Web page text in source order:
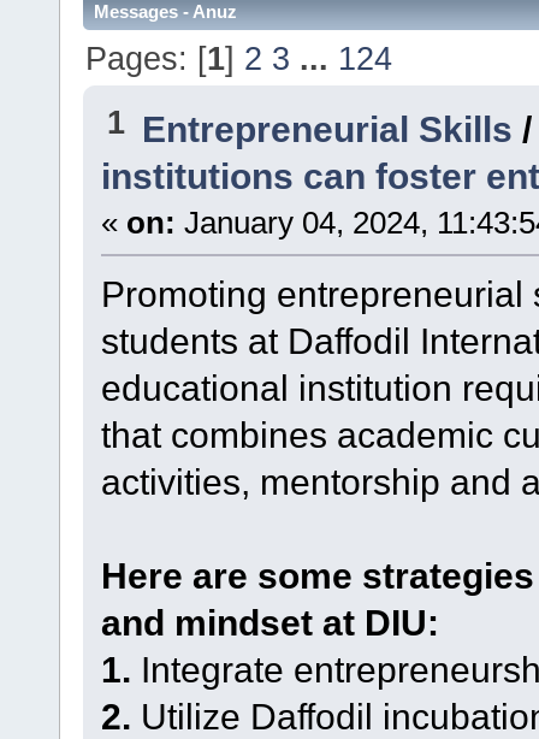
Messages - Anuz
Pages: [1] 2 3 ... 124
1 Entrepreneurial Skills
institutions can foster
« on: January 04, 2024,
Promoting
students at Daffodil
educational institution
that combines academic
activities, mentorship and
Here are some
and mindset at DIU:
1. Integrate
2. Utilize Daffodil